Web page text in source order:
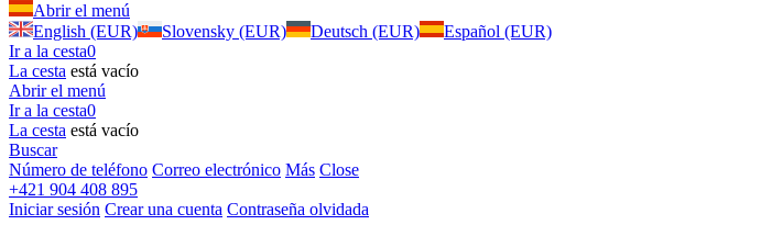
Abrir el menú
English (EUR)
Slovensky (EUR) Deutsch (EUR)
Español (EUR)
Ir a la cesta0
La cesta está vacío
Abrir el menú
Ir a la cesta0
La cesta está vacío
Buscar
Número de teléfono Correo electrónico Más Close
+421 904 408 895
Iniciar sesión Crear una cuenta Contraseña olvidada